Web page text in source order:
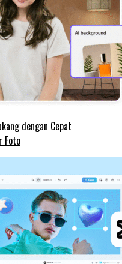
dengan Cepat
Foto